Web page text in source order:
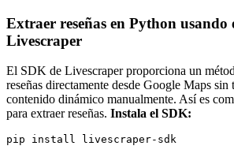
Extraer reseñas en Python usando
Livescraper
El SDK de Livescraper proporciona un
reseñas directamente desde Google Maps sin
contenido dinámico manualmente. Así es
para extraer reseñas. Instala el SDK: